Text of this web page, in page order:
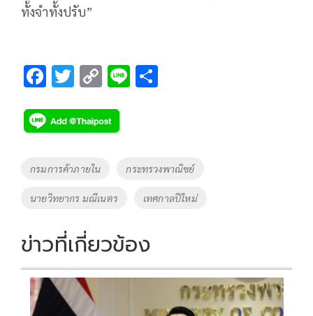
ทั้งจำทั้งปรับ”
F
e
b
o
o
k
T
tt
er
C
p
y
k
Li
Tags
กรมการค้าภายใน กระทรวงพาณิชย์
นายวิทยากร มณีเนตร เทศกาลปีใหม่
ข่าวที่เกี่ยวข้อง